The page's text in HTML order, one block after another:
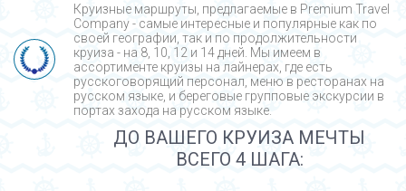
Круизные маршруты, предлагаемые в Premium Travel
Company - cамые интересные и популярные как по
своей географии, так и по продолжительности
круиза - на 8, 10, 12 и 14 дней. Мы имеем в
ассортименте круизы на лайнерах, где есть
русскоговорящий персонал, меню в ресторанах на
русском языке, и береговые групповые экскурсии в
портах захода на русском языке.
ДО ВАШЕГО КРУИЗА МЕЧТЫ
ВСЕГО 4 ШАГА: